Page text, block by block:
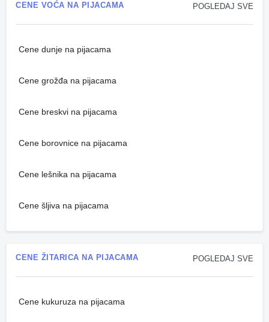
POGLEDAJ SVE
CENE VOĆA NA PIJACAMA
Cene dunje na pijacama
Cene grožđa na pijacama
Cene breskvi na pijacama
Cene borovnice na pijacama
Cene lešnika na pijacama
Cene šljiva na pijacama
POGLEDAJ SVE
CENE ŽITARICA NA PIJACAMA
Cene kukuruza na pijacama